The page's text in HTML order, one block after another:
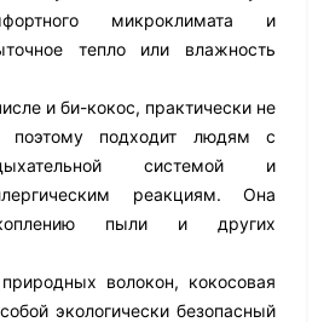
микроклимата и
тепло или влажность
и би-кокос, практически не
поэтому подходит людям с
системой и
реакциям. Она
пыли и других
волокон, кокосовая
экологически безопасный